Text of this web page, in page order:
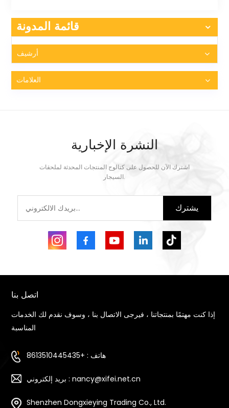
قائمة المدونة
أرشيف
العلامات
النشرة الإخبارية
اشترك الآن للحصول على كتالوج المنتجات المحدثة لملحقات
السيجار.
يشترك
اتصل بنا
إذا كنت مهتمًا بمنتجاتنا ، فيرجى الاتصال بنا ، وسوف نقدم لك الخدمات
المناسبة
هاتف : +8613510445435
بريد إلكتروني : nancy@xifei.net.cn
Shenzhen Dongxieying Trading Co., Ltd.